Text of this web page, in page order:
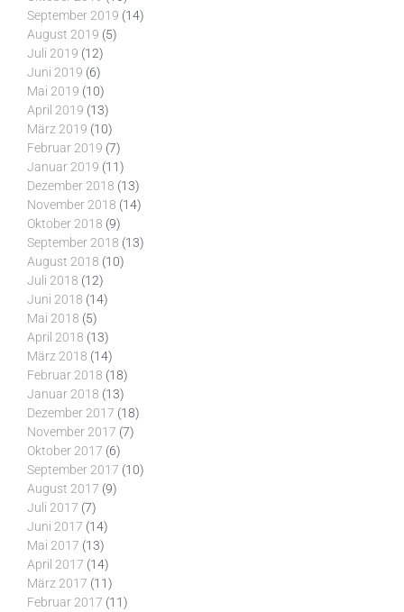
September 2019 (14)
August 2019 (5)
Juli 2019 (12)
Juni 2019 (6)
Mai 2019 (10)
April 2019 (13)
März 2019 (10)
Februar 2019 (7)
Januar 2019 (11)
Dezember 2018 (13)
November 2018 (14)
Oktober 2018 (9)
September 2018 (13)
August 2018 (10)
Juli 2018 (12)
Juni 2018 (14)
Mai 2018 (5)
April 2018 (13)
März 2018 (14)
Februar 2018 (18)
Januar 2018 (13)
Dezember 2017 (18)
November 2017 (7)
Oktober 2017 (6)
September 2017 (10)
August 2017 (9)
Juli 2017 (7)
Juni 2017 (14)
Mai 2017 (13)
April 2017 (14)
März 2017 (11)
Februar 2017 (11)